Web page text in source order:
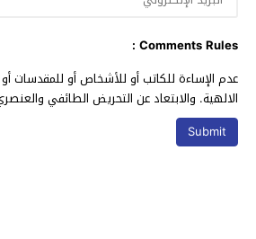
Comments Rules :
عدم الإساءة للكاتب أو للأشخاص أو للمقدسات أو
الالهية. والابتعاد عن التحريض الطائفي